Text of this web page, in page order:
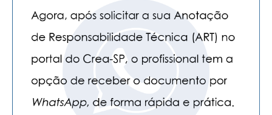
APOSENTADORIA
CONVÊNIOS
PLANO DE SAÚDE